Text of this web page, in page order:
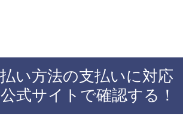
い方法の支払いに対応
式サイトで確認する！